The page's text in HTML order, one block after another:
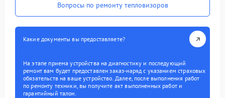
Вопросы по ремонту тепловизоров
Какие документы вы предоставляете?
На этапе приема устройства на диагностику и последующий
ремонт вам будет предоставлен заказ-наряд с указанием страховых
обязательств на ваше устройство. Далее, после выполнения работ
по ремонту техники, вы получите акт выполненных работ и
гарантийный талон.